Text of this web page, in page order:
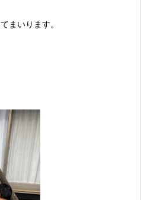
まいります。